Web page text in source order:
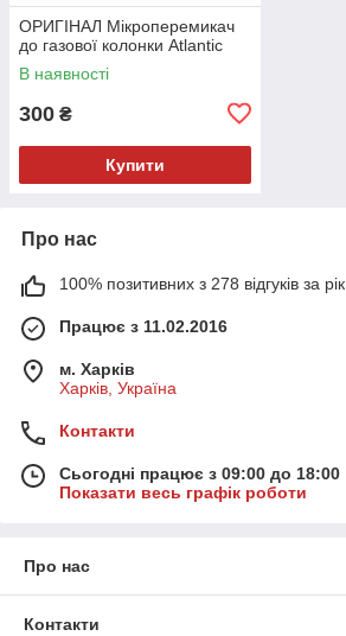
ОРИГІНАЛ Мікроперемикач
до газової колонки Atlantic
В наявності
300 ₴
Купити
Про нас
100% позитивних з 278 відгуків за рік
Працює з 11.02.2016
м. Харків
Харків, Україна
Контакти
Сьогодні працює з 09:00 до 18:00
Показати весь графік роботи
Про нас
Контакти